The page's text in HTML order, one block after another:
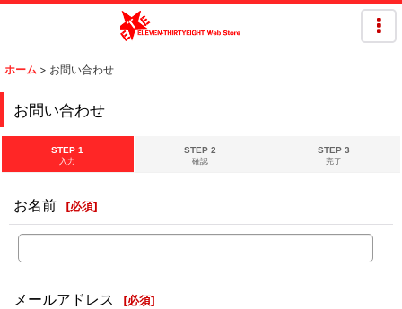
ホーム > お問い合わせ
お問い合わせ
STEP 1
入力
STEP 2
確認
STEP 3
完了
お名前 [必須]
メールアドレス [必須]